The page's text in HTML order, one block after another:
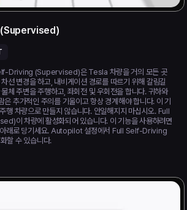
Driving (Supervised)은 Tesla 차량을 거의 모든 곳
선 변경을 하고, 내비게이션 경로를 따르기 위해 갈림길
체 주변을 주행하고, 좌회전 및 우회전을 합니다. 귀하와
은 추가적인 주의를 기울이고 항상 경계해야 합니다. 이 기
행 차량으로 만들지 않습니다. 안일해지지 마십시오. Full
이 차량에 활성화되어 있습니다. 이 기능을 사용하려면
아래로 당기세요. Autopilot 설정에서 Full Self-Driving
할 수 있습니다.